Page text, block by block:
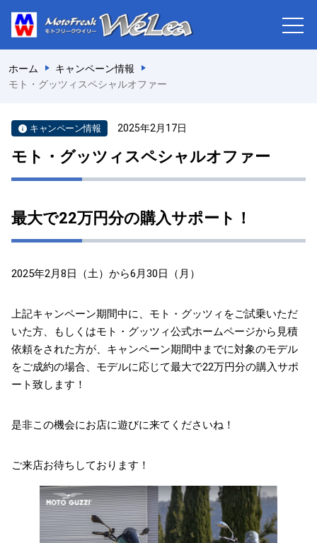
ホーム
キャンペーン情報
モト・グッツィスペシャルオファー
キャンペーン情報 2025年2月17日
モト・グッツィスペシャルオファー
最大で22万円分の購入サポート！
2025年2月8日（土）から6月30日（月）
上記キャンペーン期間中に、モト・グッツィをご試乗いただ
いた方、もしくはモト・グッツィ公式ホームページから見積
依頼をされた方が、キャンペーン期間中までに対象のモデル
をご成約の場合、モデルに応じて最大で22万円分の購入サポ
ート致します！
是非この機会にお店に遊びに来てくださいね！
ご来店お待ちしております！